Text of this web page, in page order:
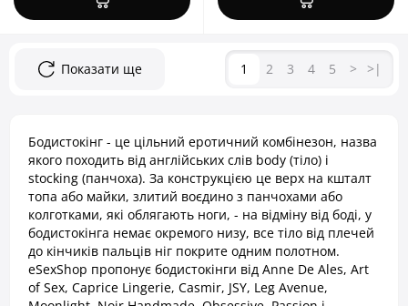
Показати ще 1 2 3 4 5 > >|
Бодистокінг - це цільний еротичний комбінезон, назва
якого походить від англійських слів body (тіло) і
stocking (панчоха). За конструкцією це верх на кшталт
топа або майки, злитий воєдино з панчохами або
колготками, які облягають ноги, - на відміну від боді, у
бодистокінга немає окремого низу, все тіло від плечей
до кінчиків пальців ніг покрите одним полотном.
eSexShop пропонує бодистокінги від Anne De Ales, Art
of Sex, Caprice Lingerie, Casmir, JSY, Leg Avenue,